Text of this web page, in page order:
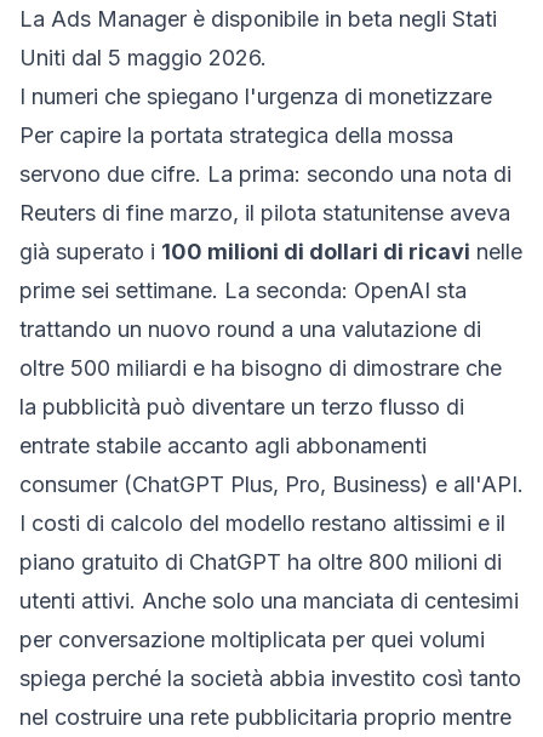
La Ads Manager è disponibile in beta negli Stati
Uniti dal 5 maggio 2026.
I numeri che spiegano l'urgenza di monetizzare
Per capire la portata strategica della mossa
servono due cifre. La prima: secondo una nota di
Reuters di fine marzo, il pilota statunitense aveva
già superato i 100 milioni di dollari di ricavi nelle
prime sei settimane. La seconda: OpenAI sta
trattando un nuovo round a una valutazione di
oltre 500 miliardi e ha bisogno di dimostrare che
la pubblicità può diventare un terzo flusso di
entrate stabile accanto agli abbonamenti
consumer (ChatGPT Plus, Pro, Business) e all'API.
I costi di calcolo del modello restano altissimi e il
piano gratuito di ChatGPT ha oltre 800 milioni di
utenti attivi. Anche solo una manciata di centesimi
per conversazione moltiplicata per quei volumi
spiega perché la società abbia investito così tanto
nel costruire una rete pubblicitaria proprio mentre